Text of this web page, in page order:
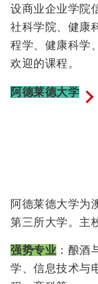
设商业企业学院
社科学院、健康
程学、健康科学
欢迎的课程。
阿德莱德大学
阿德莱德大学为
第三所大学。主
强势专业 ：酿酒
学、信息技术与